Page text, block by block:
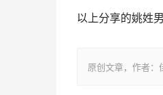
以上分享的姚姓
原创文章，作者